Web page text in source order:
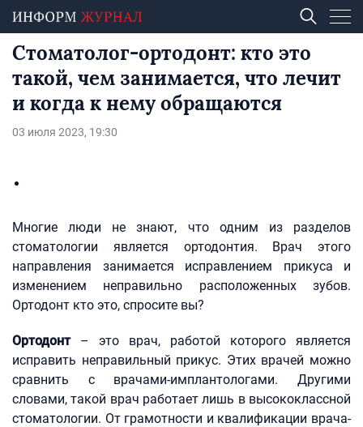
Стоматолог-ортодонт: кто это
такой, чем занимается, что лечит
и когда к нему обращаются
03 июля 2023, 19:30
Многие люди не знают, что одним из разделов
стоматологии является ортодонтия. Врач этого
направления занимается исправлением прикуса и
изменением неправильно расположенных зубов.
Ортодонт кто это, спросите вы?
Ортодонт– это врач, работой которого является
исправить неправильный прикус. Этих врачей можно
сравнить с врачами-имплантологами. Другими
словами, такой врач работает лишь в высококлассной
стоматологии. От грамотности и квалификации врача-